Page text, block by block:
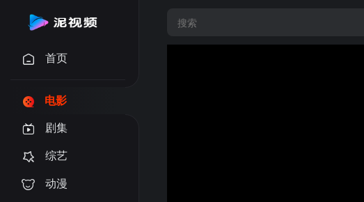
首页
电影
剧集
综艺
动漫